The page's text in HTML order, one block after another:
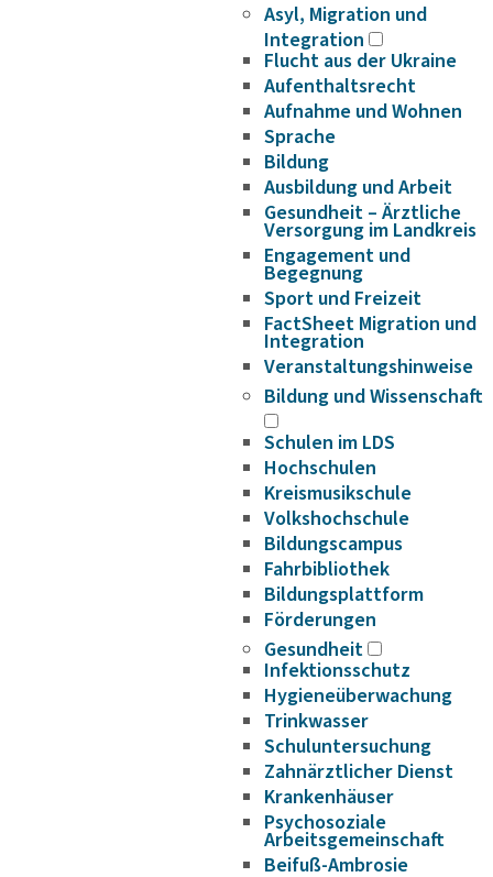
Asyl, Migration und
Integration
Flucht aus der Ukraine
Aufenthaltsrecht
Aufnahme und Wohnen
Sprache
Bildung
Ausbildung und Arbeit
Gesundheit – Ärztliche
Versorgung im Landkreis
Engagement und
Begegnung
Sport und Freizeit
FactSheet Migration und
Integration
Veranstaltungshinweise
Bildung und Wissenschaft
Schulen im LDS
Hochschulen
Kreismusikschule
Volkshochschule
Bildungscampus
Fahrbibliothek
Bildungsplattform
Förderungen
Gesundheit
Infektionsschutz
Hygieneüberwachung
Trinkwasser
Schuluntersuchung
Zahnärztlicher Dienst
Krankenhäuser
Psychosoziale
Arbeitsgemeinschaft
Beifuß-Ambrosie